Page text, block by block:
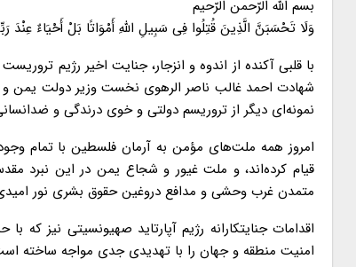
بسم اللّه الرّحمن الرّحیم
وَلَا تَحْسَبَنَّ الَّذِینَ قُتِلُوا فِی سَبِیلِ اللَّهِ أَمْوَاتًا بَلْ أَحْیَاءٌ عِنْدَ
با قلبی آکنده از اندوه و انزجار، جنایت اخیر رژیم
شهادت احمد غالب ناصر الرهوی نخست وزیر دولت یمن و
نمونه‌ای دیگر از تروریسم دولتی و خوی درندگی و
امروز همه ملت‌های مؤمن به آرمان فلسطین با تمام
قیام کرده‌اند، و ملت غیور و شجاع یمن در این نبرد
متمدن غرب وحشی و مدافع دروغین حقوق بشری نور
اقدامات جنایتکارانه رژیم آپارتاید صهیونسیتی نیز
امنیت منطقه و جهان را با تهدیدی جدی مواجه ساخته